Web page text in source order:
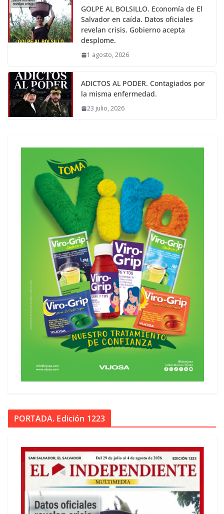
GOLPE AL BOLSILLO. Economía de El
Salvador en caída. Datos oficiales
revelan crisis. Gobierno acepta
desplome.
1 agosto, 2026
ADICTOS AL PODER. Contagiados por
la misma enfermedad.
23 julio, 2026
PORTADA. Edición 1223